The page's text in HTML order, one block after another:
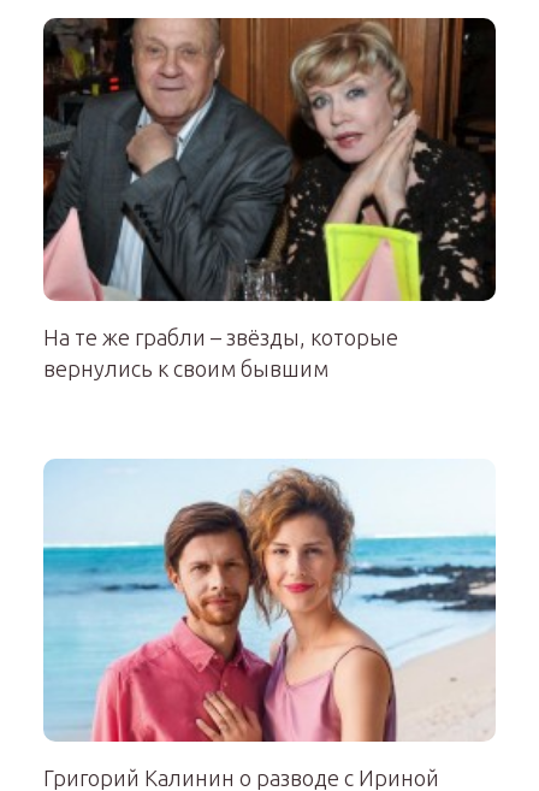
На те же грабли – звёзды, которые
вернулись к своим бывшим
Григорий Калинин о разводе с Ириной